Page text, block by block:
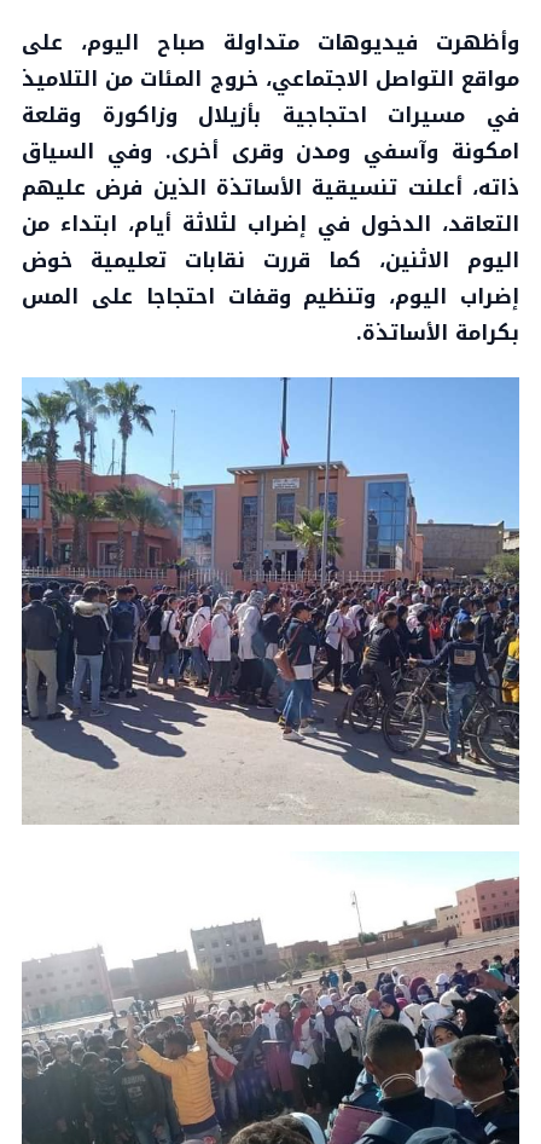
وأظهرت فيديوهات متداولة صباح اليوم، على
مواقع التواصل الاجتماعي، خروج المئات من التلاميذ
في مسيرات احتجاجية بأزيلال وزاكورة وقلعة
امكونة وآسفي ومدن وقرى أخرى. وفي السياق
ذاته، أعلنت تنسيقية الأساتذة الذين فرض عليهم
التعاقد، الدخول في إضراب لثلاثة أيام، ابتداء من
اليوم الاثنين، كما قررت نقابات تعليمية خوض
إضراب اليوم، وتنظيم وقفات احتجاجا على المس
بكرامة الأساتذة.